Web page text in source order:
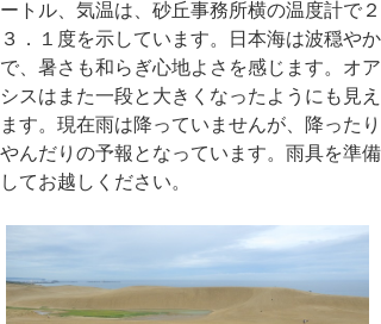
ートル、気温は、砂丘事務所横の温度計で２
３．１度を示しています。日本海は波穏やか
で、暑さも和らぎ心地よさを感じます。オア
シスはまた一段と大きくなったようにも見え
ます。現在雨は降っていませんが、降ったり
やんだりの予報となっています。雨具を準備
してお越しください。